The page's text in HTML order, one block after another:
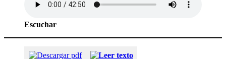
Escuchar